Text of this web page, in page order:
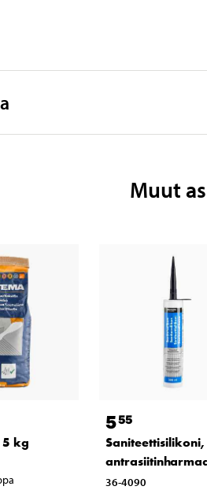
Muut
kg
555
Saniteettisilikoni,
36-4090